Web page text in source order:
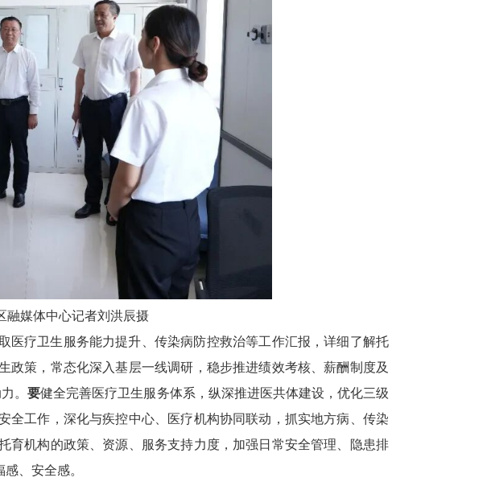
融媒体中心记者刘洪辰摄
疗卫生服务能力提升、传染病防控救治等工作汇报，详细了解托
政策，常态化深入基层一线调研，稳步推进绩效考核、薪酬制度及
。要健全完善医疗卫生服务体系，纵深推进医共体建设，优化三级
全工作，深化与疾控中心、医疗机构协同联动，抓实地方病、传染
育机构的政策、资源、服务支持力度，加强日常安全管理、隐患排
、安全感。